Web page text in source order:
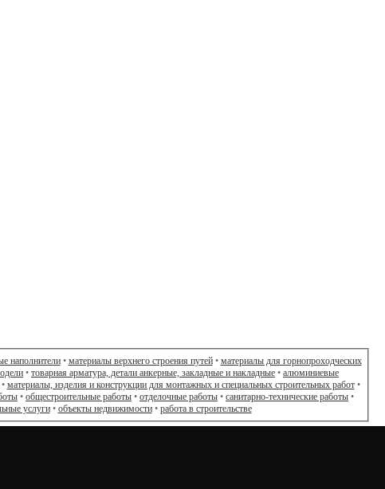
наполнители• материалы верхнего строения путей• материалы для горнопроходческих
• товарная арматура, детали анкерные, закладные и накладные • алюминиевые
• материалы, изделия и конструкции для монтажных и специальных строительных работ•
• общестроительные работы • отделочные работы • санитарно-технические работы •
услуги• объекты недвижимости• работа в строительстве